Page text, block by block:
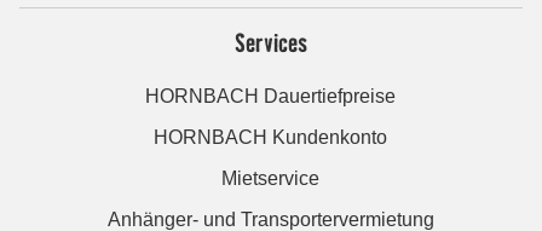
Services
HORNBACH Dauertiefpreise
HORNBACH Kundenkonto
Mietservice
Anhänger- und Transportervermietung